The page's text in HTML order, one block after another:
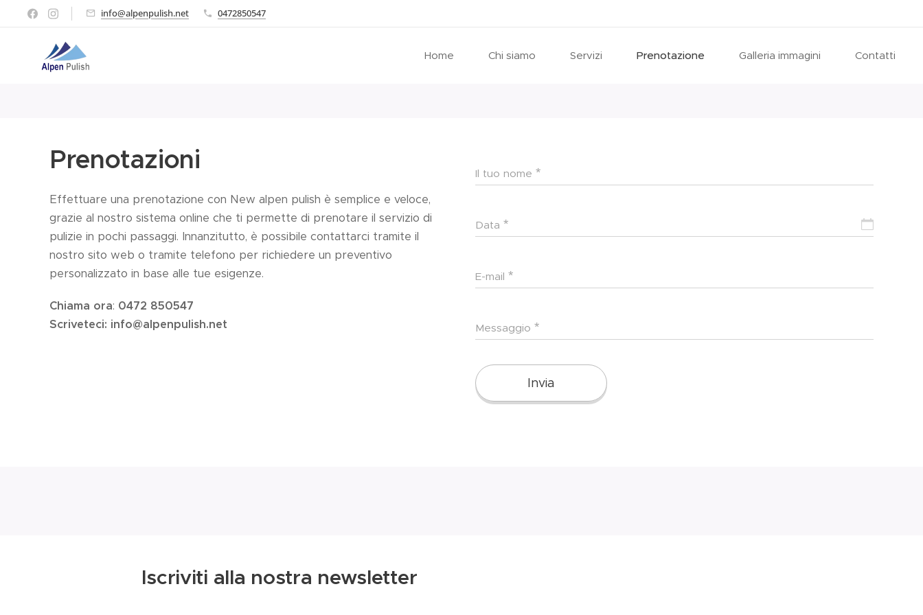
info@alpenpulish.net 0472850547
Home Chi siamo Servizi Prenotazione Galleria immagini Contatti
Prenotazioni
Effettuare una prenotazione con New alpen pulish è semplice e veloce,
grazie al nostro sistema online che ti permette di prenotare il servizio di
pulizie in pochi passaggi. Innanzitutto, è possibile contattarci tramite il
nostro sito web o tramite telefono per richiedere un preventivo
personalizzato in base alle tue esigenze.
Chiama ora: 0472 850547
Scriveteci: info@alpenpulish.net
Il tuo nome
Data
E-mail
Messaggio
Invia
Iscriviti alla nostra newsletter